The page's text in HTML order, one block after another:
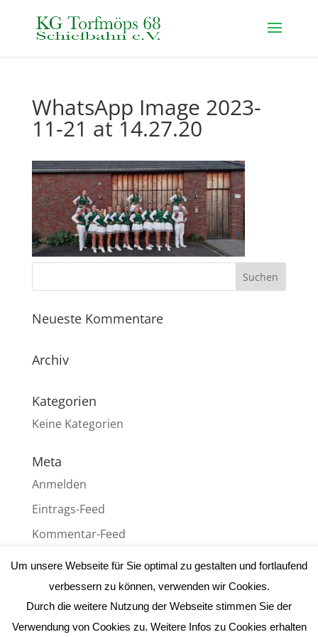
WhatsApp Image 2023-
11-21 at 14.27.20
Neueste Kommentare
Archiv
Kategorien
Keine Kategorien
Meta
Anmelden
Eintrags-Feed
Kommentar-Feed
WordPress.org
Impressum|Datenschutz| Webdesign:Gute
Um unsere Webseite für Sie optimal zu gestalten und fortlaufend
verbessern zu können, verwenden wir Cookies.
Durch die weitere Nutzung der Webseite stimmen Sie der
Verwendung von Cookies zu. Weitere Infos zu Cookies erhalten